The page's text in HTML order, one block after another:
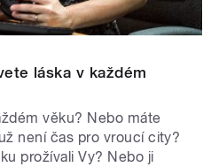
láska v každém
věku? Nebo máte
není čas pro vroucí city?
prožívali Vy? Nebo ji